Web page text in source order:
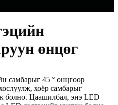
өнцөг
самбарыг 45 ° өнцгөөр
хоёр самбарыг
болно. Цаашилбал, энэ LED